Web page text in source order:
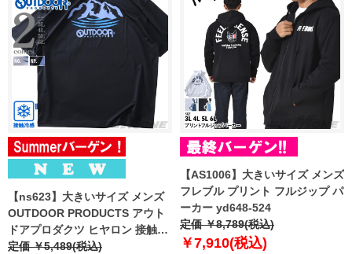
【ns623】大きいサイズ メンズ
OUTDOOR PRODUCTS アウト
ドアプロダクツ ヒヤロン 接触冷
感 半袖 Tシャツ 春夏新作
定価 ￥5,489(税込)
【AS1006】大きいサイズ メンズ
フレブル プリント フルジップ パ
ーカー yd648-524
定価 ￥8,789(税込)
￥7,910(税込)